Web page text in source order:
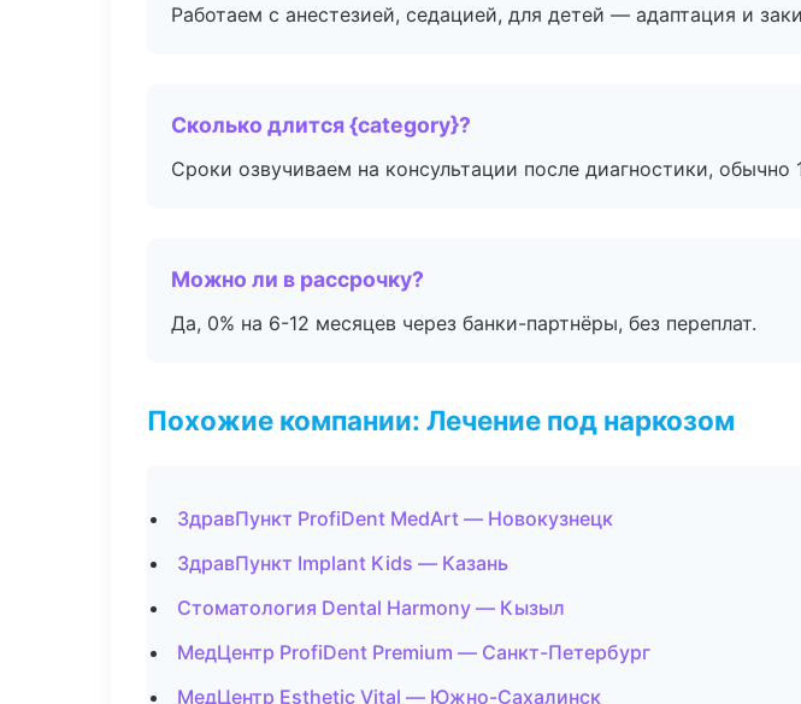
Работаем с анестезией, седацией, для детей — адаптация и
Сколько длится {category}?
Сроки озвучиваем на консультации после диагностики, обычно
Можно ли в рассрочку?
Да, 0% на 6-12 месяцев через банки-партнёры, без переплат.
Похожие компании: Лечение под наркозом
ЗдравПункт ProfiDent MedArt — Новокузнецк
ЗдравПункт Implant Kids — Казань
Стоматология Dental Harmony — Кызыл
МедЦентр ProfiDent Premium — Санкт-Петербург
МедЦентр Esthetic Vital — Южно-Сахалинск